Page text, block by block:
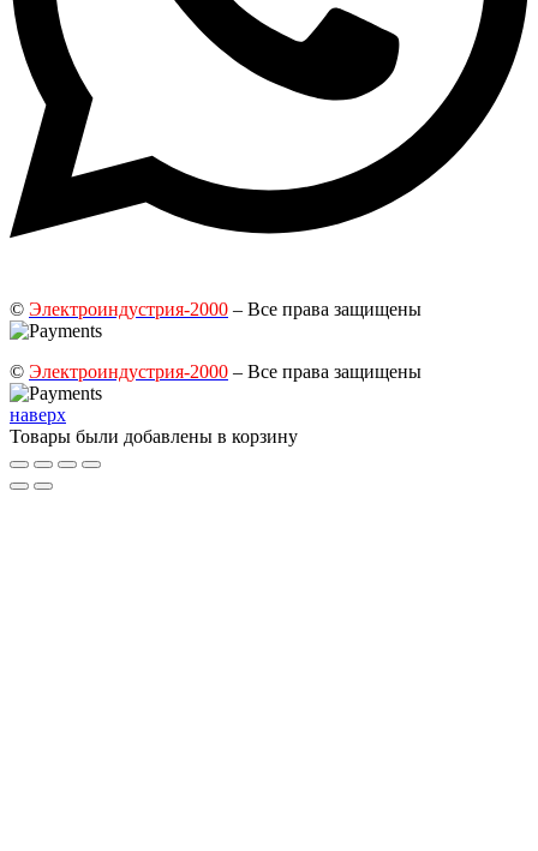
© Электроиндустрия-2000 – Все права защищены
© Электроиндустрия-2000 – Все права защищены
наверх
Товары были добавлены в корзину